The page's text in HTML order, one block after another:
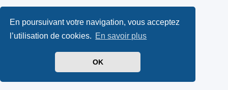
En poursuivant votre navigation, vous acceptez
l’utilisation de cookies. En savoir plus
OK